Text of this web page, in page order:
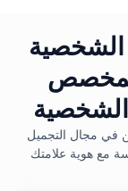
الشخصية
الشخصية
في مجال التجميل
مع هوية علامتك